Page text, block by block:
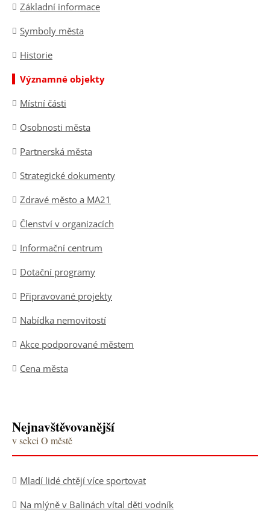
Základní informace
Symboly města
Historie
Významné objekty
Místní části
Osobnosti města
Partnerská města
Strategické dokumenty
Zdravé město a MA21
Členství v organizacích
Informační centrum
Dotační programy
Připravované projekty
Nabídka nemovitostí
Akce podporované městem
Cena města
Nejnavštěvovanější
v sekci O městě
Mladí lidé chtějí více sportovat
Na mlýně v Balinách vítal děti vodník